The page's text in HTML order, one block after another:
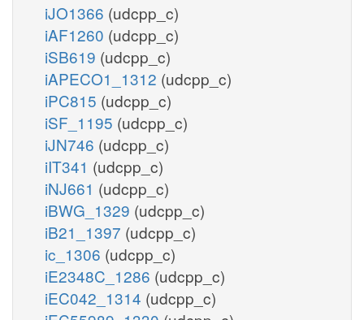
iJO1366 (udcpp_c)
iAF1260 (udcpp_c)
iSB619 (udcpp_c)
iAPECO1_1312 (udcpp_c)
iPC815 (udcpp_c)
iSF_1195 (udcpp_c)
iJN746 (udcpp_c)
iIT341 (udcpp_c)
iNJ661 (udcpp_c)
iBWG_1329 (udcpp_c)
iB21_1397 (udcpp_c)
ic_1306 (udcpp_c)
iE2348C_1286 (udcpp_c)
iEC042_1314 (udcpp_c)